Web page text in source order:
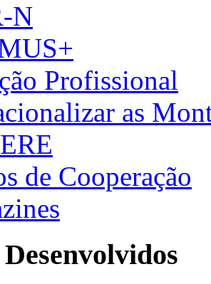
N
Profissional
as
de Cooperação